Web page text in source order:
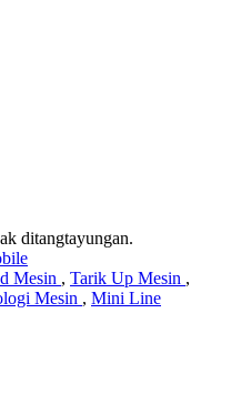
ditangtayungan.
Mesin , Tarik Up Mesin ,
Mesin , Mini Line